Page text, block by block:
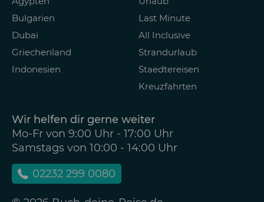
Bulgarien
Dubai
Griechenland
Indonesien
Last Minute
All Inclusive
Strandurlaub
Staedtereisen
Kreuzfahrten
Wir helfen dir gerne weiter
Mo-Fr von 9:00 Uhr - 17:00 Uhr
Samstags von 10:00 - 14:00 Uhr
02232 299 0080